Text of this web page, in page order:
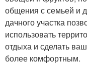
общения с семьей и
дачного участка
использовать
отдыха и сделать
более комфортным.